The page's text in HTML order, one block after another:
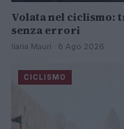
Volata nel ciclismo:
senza errori
Ilaria Mauri · 8 Ago 2026
CICLISMO